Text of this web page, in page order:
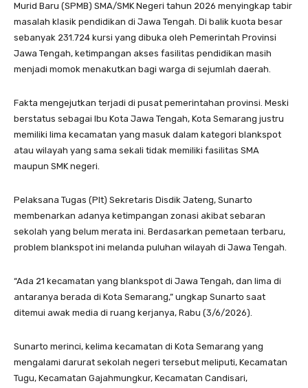
Murid Baru (SPMB) SMA/SMK Negeri tahun 2026 menyingkap tabir
masalah klasik pendidikan di Jawa Tengah. Di balik kuota besar
sebanyak 231.724 kursi yang dibuka oleh Pemerintah Provinsi
Jawa Tengah, ketimpangan akses fasilitas pendidikan masih
menjadi momok menakutkan bagi warga di sejumlah daerah.
Fakta mengejutkan terjadi di pusat pemerintahan provinsi. Meski
berstatus sebagai Ibu Kota Jawa Tengah, Kota Semarang justru
memiliki lima kecamatan yang masuk dalam kategori blankspot
atau wilayah yang sama sekali tidak memiliki fasilitas SMA
maupun SMK negeri.
Pelaksana Tugas (Plt) Sekretaris Disdik Jateng, Sunarto
membenarkan adanya ketimpangan zonasi akibat sebaran
sekolah yang belum merata ini. Berdasarkan pemetaan terbaru,
problem blankspot ini melanda puluhan wilayah di Jawa Tengah.
“Ada 21 kecamatan yang blankspot di Jawa Tengah, dan lima di
antaranya berada di Kota Semarang,” ungkap Sunarto saat
ditemui awak media di ruang kerjanya, Rabu (3/6/2026).
Sunarto merinci, kelima kecamatan di Kota Semarang yang
mengalami darurat sekolah negeri tersebut meliputi, Kecamatan
Tugu, Kecamatan Gajahmungkur, Kecamatan Candisari,